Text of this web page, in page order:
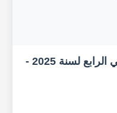
مجلة الألكسو الإعلامية - الثلاثي الرابع لسنة 2025 -